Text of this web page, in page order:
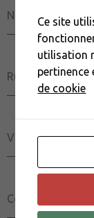
Nom Prénom
Rue
Ville
Code postal
Ce site
utilisation
pertinence
de cookie